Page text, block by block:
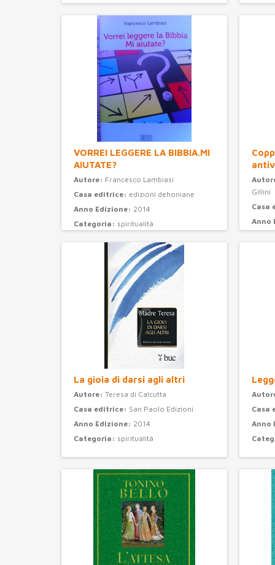
VORREI LEGGERE LA BIBBIA.MI
AIUTATE?
Autore: Francesco Lambiasi
Casa editrice: edizioni dehoniane
Anno Edizione: 2014
Categoria: spiritualità
Gillini
Casa
Anno
La gioia di darsi agli altri
Autore: Teresa di Calcutta
Casa editrice: San Paolo Edizioni
Anno Edizione: 2014
Categoria: spiritualità
Casa
Anno